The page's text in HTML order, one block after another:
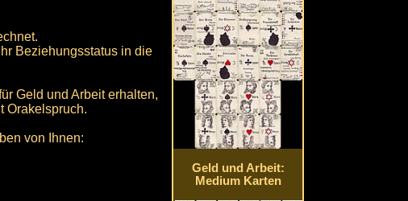
Beziehungsstatus in die
Geld und Arbeit erhalten,
Orakelspruch.
von Ihnen:
Geld und Arbeit:
Medium Karten